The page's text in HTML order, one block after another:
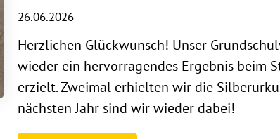
26.06.2026
Herzlichen Glückwunsch! Unser
wieder ein hervorragendes Ergebnis beim
erzielt. Zweimal erhielten wir die
nächsten Jahr sind wir wieder dabei!